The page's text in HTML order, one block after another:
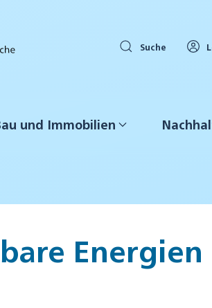
Suche
und Immobilien
Energien